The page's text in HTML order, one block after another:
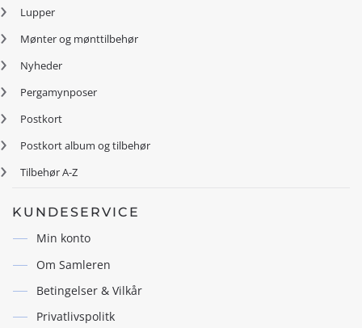
Lupper
Mønter og mønttilbehør
Nyheder
Pergamynposer
Postkort
Postkort album og tilbehør
Tilbehør A-Z
KUNDESERVICE
Min konto
Om Samleren
Betingelser & Vilkår
Privatlivspolitk